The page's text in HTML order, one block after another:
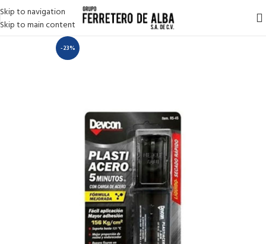
Skip to navigation
Skip to main content
-23%